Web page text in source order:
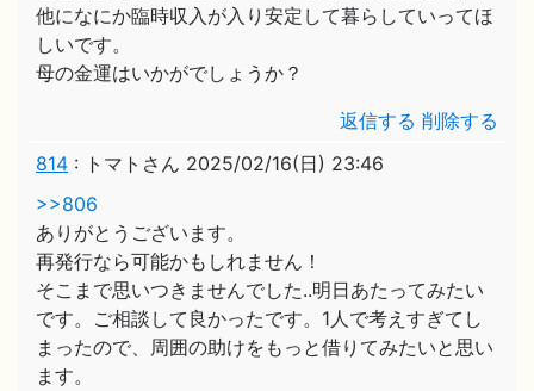
他になにか臨時収入が入り安定して暮らしていってほ
しいです。
母の金運はいかがでしょうか？
返信する 削除する
814 : トマトさん 2025/02/16(日) 23:46
>>806
ありがとうございます。
再発行なら可能かもしれません！
そこまで思いつきませんでした..明日あたってみたい
です。ご相談して良かったです。1人で考えすぎてし
まったので、周囲の助けをもっと借りてみたいと思い
ます。